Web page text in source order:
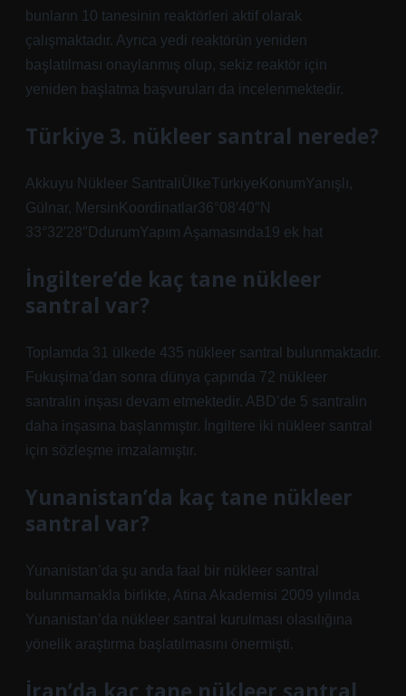
bunların 10 tanesinin reaktörleri aktif olarak
çalışmaktadır. Ayrıca yedi reaktörün yeniden
başlatılması onaylanmış olup, sekiz reaktör için
yeniden başlatma başvuruları da incelenmektedir.
Türkiye 3. nükleer santral nerede?
Akkuyu Nükleer SantraliÜlkeTürkiyeKonumYanışlı,
Gülnar, MersinKoordinatlar36°08′40″N
33°32′28″DdurumYapım Aşamasında19 ek hat
İngiltere’de kaç tane nükleer
santral var?
Toplamda 31 ülkede 435 nükleer santral bulunmaktadır.
Fukuşima’dan sonra dünya çapında 72 nükleer
santralin inşası devam etmektedir. ABD’de 5 santralin
daha inşasına başlanmıştır. İngiltere iki nükleer santral
için sözleşme imzalamıştır.
Yunanistan’da kaç tane nükleer
santral var?
Yunanistan’da şu anda faal bir nükleer santral
bulunmamakla birlikte, Atina Akademisi 2009 yılında
Yunanistan’da nükleer santral kurulması olasılığına
yönelik araştırma başlatılmasını önermişti.